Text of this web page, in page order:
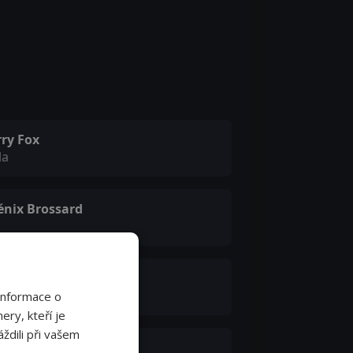
Fox
Brossard
Kostić
o
kteří je
při vašem